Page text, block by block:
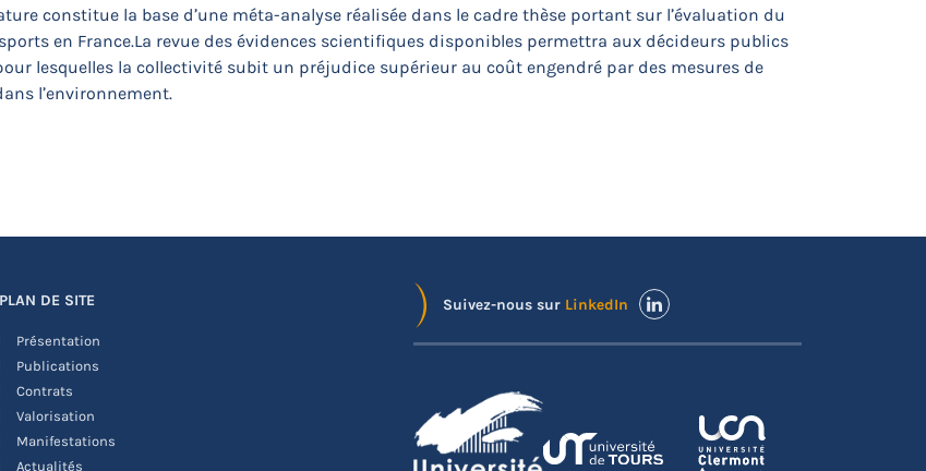
constitue la base d’une méta-analyse réalisée dans le cadre thèse portant sur l’évaluation du
en France.La revue des évidences scientifiques disponibles permettra aux décideurs publics
lesquelles la collectivité subit un préjudice supérieur au coût engendré par des mesures de
l’environnement.
PLAN DE SITE
Présentation
Publications
Contrats
Valorisation
Manifestations
Actualités
Suivez-nous sur LinkedIn